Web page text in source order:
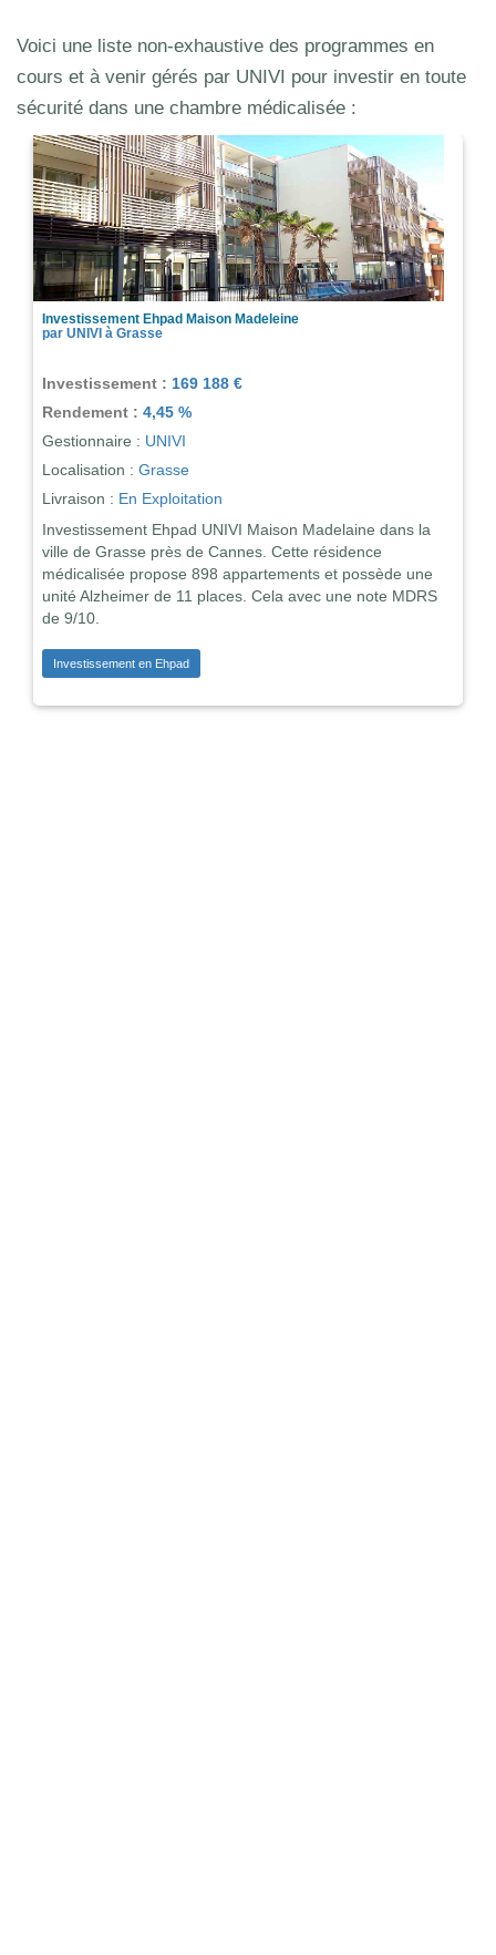
Voici une liste non-exhaustive des programmes en
cours et à venir gérés par UNIVI pour investir en toute
sécurité dans une chambre médicalisée :
Investissement Ehpad Maison Madeleine
par UNIVI à Grasse
Investissement : 169 188 €
Rendement : 4,45 %
Gestionnaire : UNIVI
Localisation : Grasse
Livraison : En Exploitation
Investissement Ehpad UNIVI Maison Madelaine dans la
ville de Grasse près de Cannes. Cette résidence
médicalisée propose 898 appartements et possède une
unité Alzheimer de 11 places. Cela avec une note MDRS
de 9/10.
Investissement en Ehpad